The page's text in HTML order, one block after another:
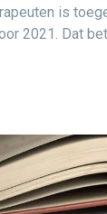
is
2021. Dat